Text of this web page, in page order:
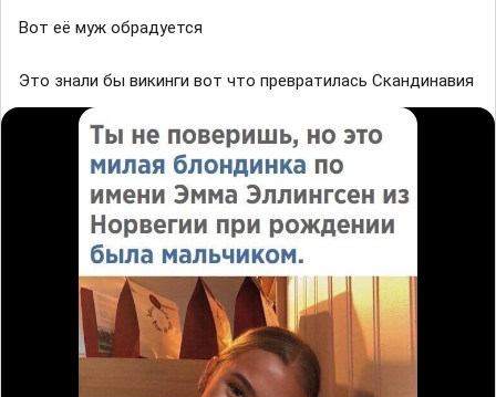
Вот её муж обрадуется
Это знали бы викинги вот что превратилась Скандинавия